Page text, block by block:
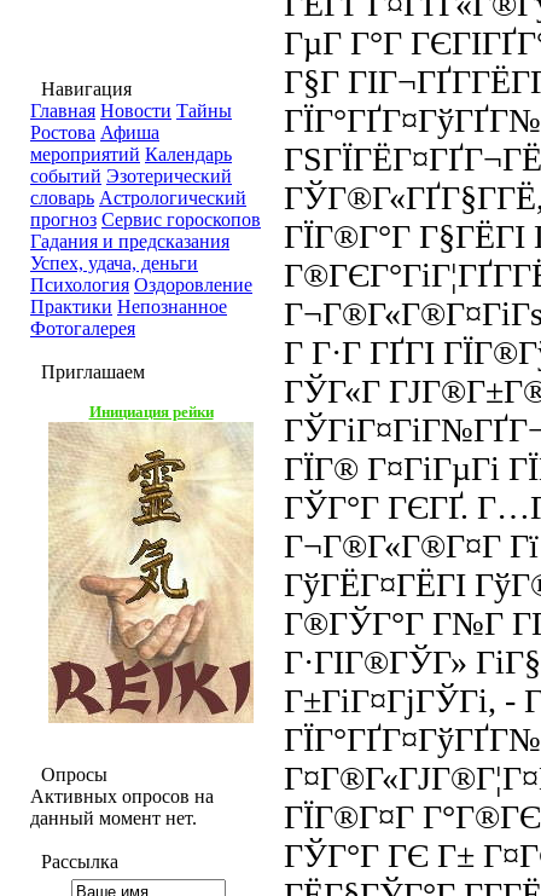
Навигация
Главная Новости Тайны
Ростова Афиша
мероприятий Календарь
событий Эзотерический
словарь Астрологический
прогноз Сервис гороскопов
Гадания и предсказания
Успех, удача, деньги
Психология Оздоровление
Практики Непознанное
Фотогалерея
Приглашаем
Инициация рейки
Опросы
Активных опросов на
данный момент нет.
Рассылка
ГµГ Г°Г
Г§Г
ГЇГ®Г°Г Г§ГЁГІ
Г Г·Г ГҐГІ
ГЎГ«Г
ГЇГ® Г¤ГіГµГі
ГЎГ°Г ГЄГҐ.
Г¬Г®Г«Г®Г¤Г
ГўГЁГ¤ГЁГІ
Г®ГЎГ°Г Г№Г
Г·ГІГ®ГЎГ»
Г±ГіГ¤ГјГЎГі, -
ГЇГ®Г¤Г
ГЎГ°Г ГЄ Г±